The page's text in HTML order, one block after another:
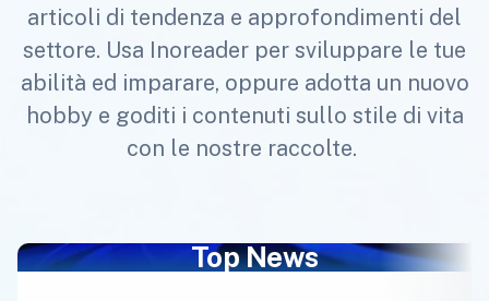
articoli di tendenza e approfondimenti del
settore. Usa Inoreader per sviluppare le tue
abilità ed imparare, oppure adotta un nuovo
hobby e goditi i contenuti sullo stile di vita
con le nostre raccolte.
Top News